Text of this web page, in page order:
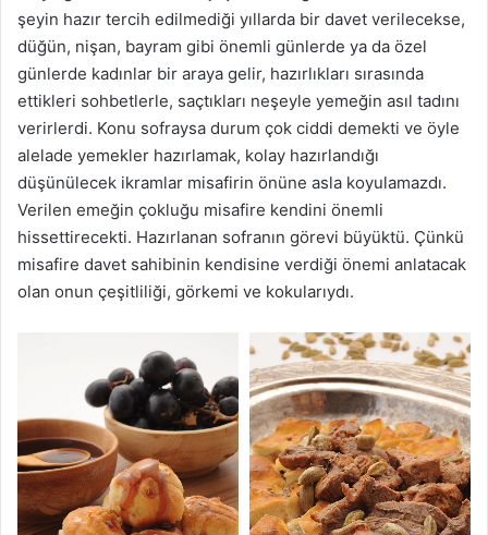
şeyin hazır tercih edilmediği yıllarda bir davet verilecekse,
düğün, nişan, bayram gibi önemli günlerde ya da özel
günlerde kadınlar bir araya gelir, hazırlıkları sırasında
ettikleri sohbetlerle, saçtıkları neşeyle yemeğin asıl tadını
verirlerdi. Konu sofraysa durum çok ciddi demekti ve öyle
alelade yemekler hazırlamak, kolay hazırlandığı
düşünülecek ikramlar misafirin önüne asla koyulamazdı.
Verilen emeğin çokluğu misafire kendini önemli
hissettirecekti. Hazırlanan sofranın görevi büyüktü. Çünkü
misafire davet sahibinin kendisine verdiği önemi anlatacak
olan onun çeşitliliği, görkemi ve kokularıydı.